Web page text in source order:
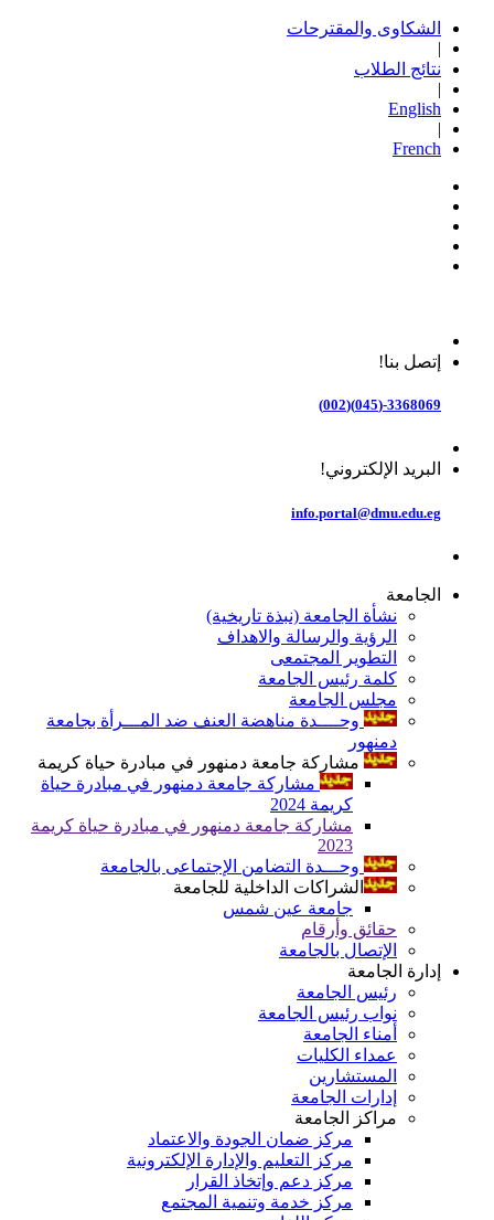
الشكاوى والمقترحات
|
نتائج الطلاب
|
English
|
French
إتصل بنا!
3368069-(045)(002)
البريد الإلكتروني!
info.portal@dmu.edu.eg
الجامعة
نشأة الجامعة (نبذة تاريخية)
الرؤية والرسالة والاهداف
التطوير المجتمعى
كلمة رئيس الجامعة
مجلس الجامعة
وحــــدة مناهضة العنف ضد المـــرأة بجامعة
دمنهور
مشاركة جامعة دمنهور في مبادرة حياة كريمة
مشاركة جامعة دمنهور في مبادرة حياة
كريمة 2024
مشاركة جامعة دمنهور في مبادرة حياة كريمة
2023
وحـــدة التضامن الإجتماعى بالجامعة
الشراكات الداخلية للجامعة
جامعة عين شمس
حقائق وأرقام
الإتصال بالجامعة
إدارة الجامعة
رئيس الجامعة
نواب رئيس الجامعة
أمناء الجامعة
عمداء الكليات
المستشارين
إدارات الجامعة
مراكز الجامعة
مركز ضمان الجودة والاعتماد
مركز التعليم والإدارة الإلكترونية
مركز دعم وإتخاذ القرار
مركز خدمة وتنمية المجتمع